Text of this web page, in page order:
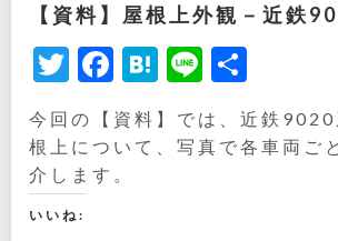
【資料】屋根上外観－近鉄
Twitter
Facebook
Hatena
Line
有
今回の【資料】では、近鉄
根上について、写真で各車両ご
介します。
いいね: